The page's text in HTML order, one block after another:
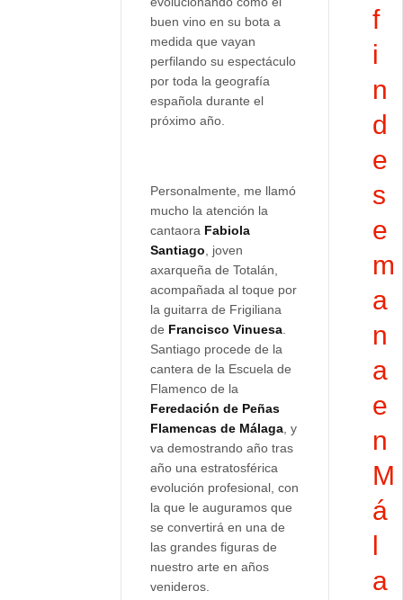
buen vino en su bota a
medida que vayan
perfilando su espectáculo
por toda la geografía
española durante el
próximo año.
Personalmente, me llamó
mucho la atención la
cantaora Fabiola
Santiago , joven
axarqueña de Totalán,
acompañada al toque por
la guitarra de Frigiliana
de Francisco Vinuesa
Santiago procede de la
cantera de la Escuela de
Flamenco de la
Feredación de Peñas
Flamencas de Málaga , y
va demostrando año tras
año una estratosférica
evolución profesional, con
la que le auguramos que
se convertirá en una de
las grandes figuras de
nuestro arte en años
venideros.
f
i
n
d
e
s
e
m
a
n
a
e
n
M
á
l
a